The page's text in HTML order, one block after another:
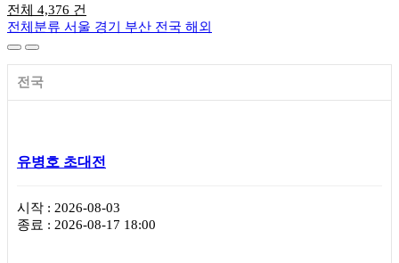
전체 4,376 건
전체분류 서울 경기 부산 전국 해외
전국
유병호 초대전
시작 : 2026-08-03
종료 : 2026-08-17 18:00